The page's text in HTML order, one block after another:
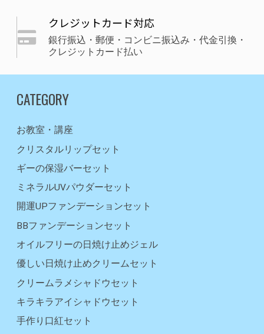
クレジットカード対応
銀行振込・郵便・コンビニ振込み・代金引換・
クレジットカード払い
CATEGORY
お教室・講座
クリスタルリップセット
ギーの保湿バーセット
ミネラルUVパウダーセット
開運UPファンデーションセット
BBファンデーションセット
オイルフリーの日焼け止めジェル
優しい日焼け止めクリームセット
クリームラメシャドウセット
キラキラアイシャドウセット
手作り口紅セット